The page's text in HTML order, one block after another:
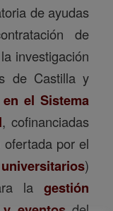
de ayudas
de
investigación
de Castilla y
el Sistema
, cofinanciadas
por el
)
lagestión